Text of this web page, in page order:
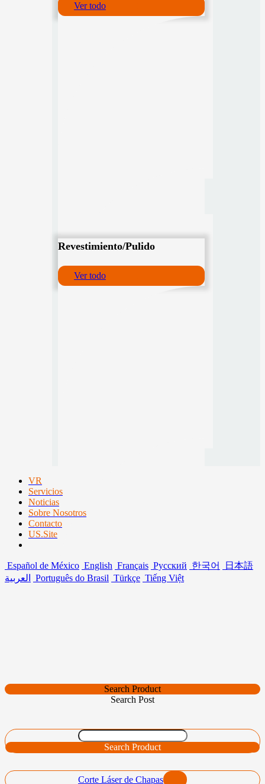
Ver todo
Revestimiento/Pulido
Ver todo
VR
Servicios
Noticias
Sobre Nosotros
Contacto
US.Site
Español de México English Français Русский 한국어
日本語
العربية
Português do Brasil Türkçe Tiếng Việt
Search Product
Search Post
Search Product
Corte Láser de Chapas